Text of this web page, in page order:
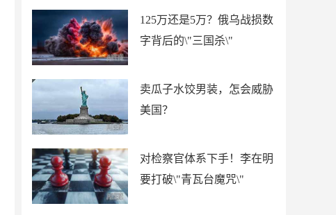
125万还是5万？俄乌战损数
字背后的\"三国杀\"
卖瓜子水饺男装，怎会威胁
美国？
对检察官体系下手！李在明
要打破\"青瓦台魔咒\"